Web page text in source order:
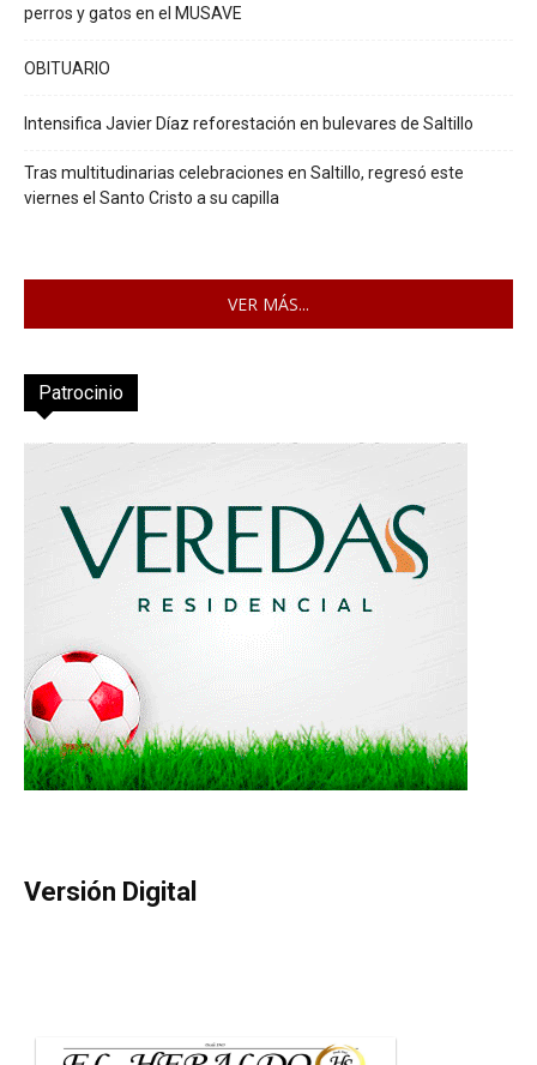
perros y gatos en el MUSAVE
OBITUARIO
Intensifica Javier Díaz reforestación en bulevares de Saltillo
Tras multitudinarias celebraciones en Saltillo, regresó este
viernes el Santo Cristo a su capilla
VER MÁS...
Patrocinio
Versión Digital